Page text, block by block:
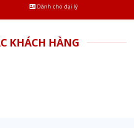
Dành cho đại lý
KHÁCH HÀNG